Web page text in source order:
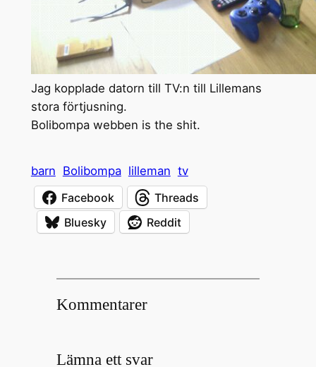
Jag kopplade datorn till TV:n till Lillemans
stora förtjusning.
Bolibompa webben is the shit.
barn Bolibompa lilleman tv
Facebook
Threads
Bluesky
Reddit
Kommentarer
Lämna ett svar